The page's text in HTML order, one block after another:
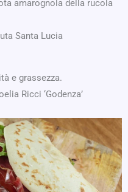
amarognola della rucola
Santa Lucia
e grassezza.
Ricci ‘Godenza’